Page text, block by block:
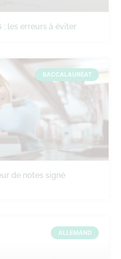
: les erreurs à éviter
BACCALAURÉAT
de notes signé
ALLEMAND